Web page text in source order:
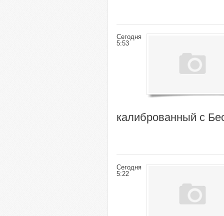
Сегодня
5:53
калиброванный с
Сегодня
5:22